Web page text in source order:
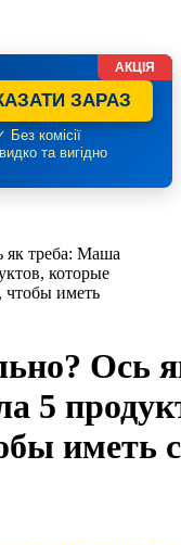
ЗАРАЗ
Без комісії
та вигідно
АКЦІЯ
як треба: Маша
которые
чтобы иметь
Ось
5